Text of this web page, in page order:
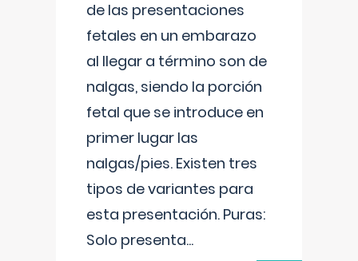
de las presentaciones
fetales en un embarazo
al llegar a término son de
nalgas, siendo la porción
fetal que se introduce en
primer lugar las
nalgas/pies. Existen tres
tipos de variantes para
esta presentación. Puras:
Solo presenta...